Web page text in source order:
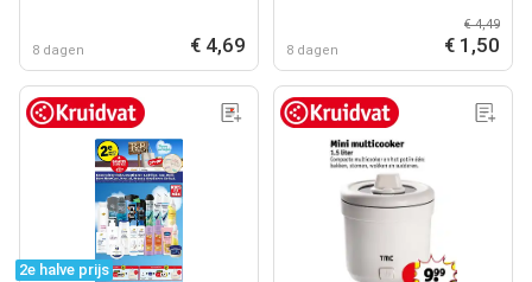
8 dagen € 4,69 8 dagen
€ 4,49
€ 1,50
2e halve prijs